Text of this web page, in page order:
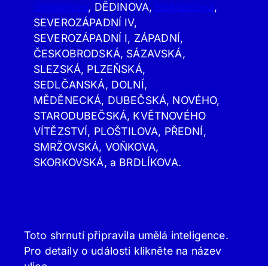
Gregorova, DĚDINOVA, Biskupcova,
SEVEROZÁPADNÍ IV,
SEVEROZÁPADNÍ I, ZÁPADNÍ,
ČESKOBRODSKÁ, SÁZAVSKÁ,
SLEZSKÁ, PLZEŇSKÁ,
SEDLČANSKÁ, DOLNÍ,
MĚDĚNECKÁ, DUBEČSKÁ, NOVÉHO,
STARODUBEČSKÁ, KVĚTNOVÉHO
VÍTĚZSTVÍ, PLOŠTILOVA, PŘEDNÍ,
SMRŽOVSKÁ, VOŇKOVA,
SKORKOVSKÁ, a BRDLÍKOVA.
Toto shrnutí připravila umělá inteligence.
Pro detaily o události klikněte na název